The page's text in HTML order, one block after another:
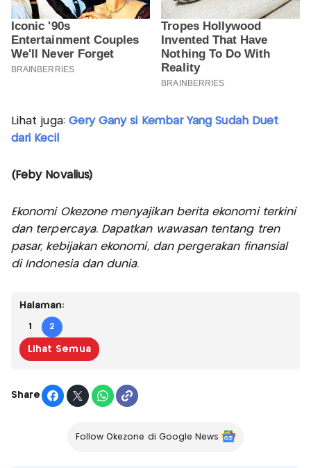
Lihat juga: Gery Gany si Kembar Yang Sudah Duet
dari Kecil
(Feby Novalius)
Ekonomi Okezone menyajikan berita ekonomi terkini
dan terpercaya. Dapatkan wawasan tentang tren
pasar, kebijakan ekonomi, dan pergerakan finansial
di Indonesia dan dunia.
Halaman:
1 2
Lihat Semua
Share
Follow Okezone di Google News